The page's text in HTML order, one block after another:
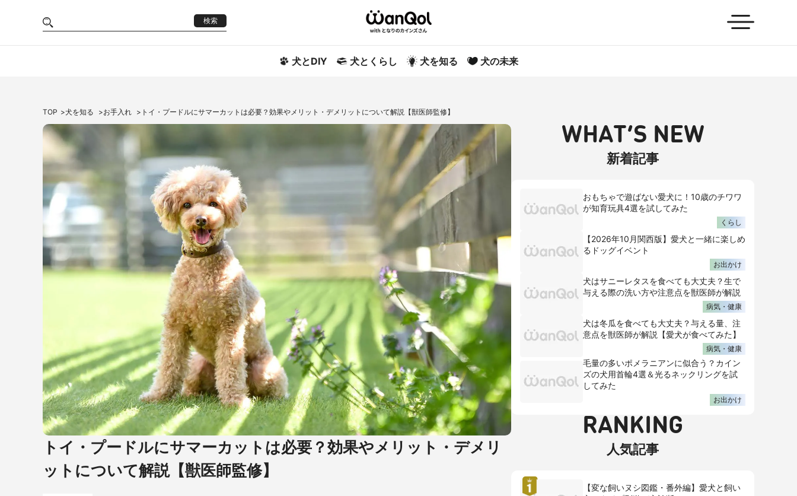
検索
犬とDIY 犬とくらし 犬を知る 犬の未来
TOP 犬を知る お手入れ トイ・プードルにサマーカットは必要？効果やメリット・デメリットについて解説【獣医師監修】
トイ・プードルにサマーカットは必要？効果やメリット・デメリ
ットについて解説【獣医師監修】
WHAT’S NEW
新着記事
おもちゃで遊ばない愛犬に！10歳のチワワ
が知育玩具4選を試してみた
くらし
【2026年10月関西版】愛犬と一緒に楽しめ
るドッグイベント
お出かけ
犬はサニーレタスを食べても大丈夫？生で
与える際の洗い方や注意点を獣医師が解説
病気・健康
犬は冬瓜を食べても大丈夫？与える量、注
意点を獣医師が解説【愛犬が食べてみた】
病気・健康
毛量の多いポメラニアンに似合う？カイン
ズの犬用首輪4選＆光るネックリングを試
してみた
お出かけ
RANKING
人気記事
【変な飼いヌシ図鑑・番外編】愛犬と飼い